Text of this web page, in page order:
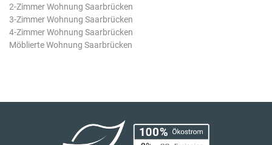
2-Zimmer Wohnung Saarbrücken
3-Zimmer Wohnung Saarbrücken
4-Zimmer Wohnung Saarbrücken
Möblierte Wohnung Saarbrücken